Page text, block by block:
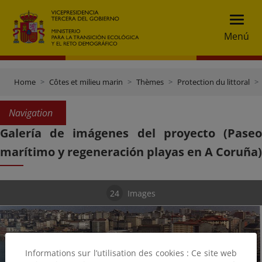
Menú
Home Côtes et milieu marin Thèmes Protection du littoral
Navigation
Galería de imágenes del proyecto (Paseo
marítimo y regeneración playas en A Coruña)
24 Images
Informations sur l’utilisation des cookies : Ce site web